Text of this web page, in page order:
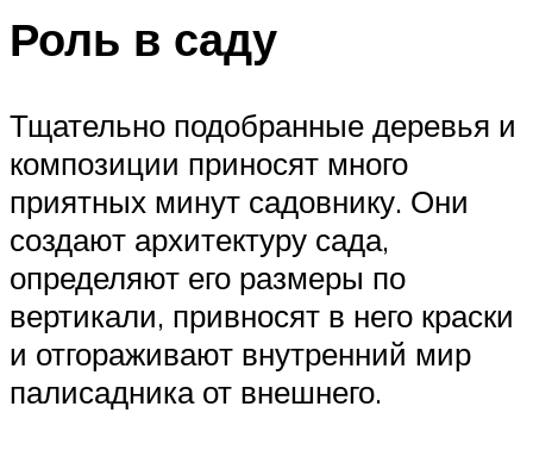
Роль в саду
Тщательно подобранные деревья и
композиции приносят много
приятных минут садовнику. Они
создают архитектуру сада,
определяют его размеры по
вертикали, привносят в него краски
и отгораживают внутренний мир
палисадника от внешнего.